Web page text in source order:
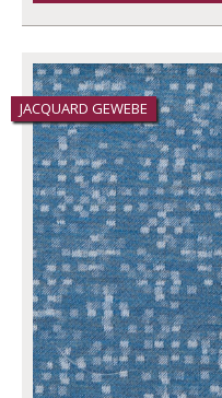
JACQUARD GEWEBE